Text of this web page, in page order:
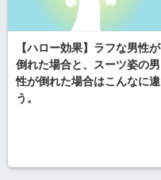
【ハロー効果】ラフな男性が
倒れた場合と、スーツ姿の男
性が倒れた場合はこんなに違
う。